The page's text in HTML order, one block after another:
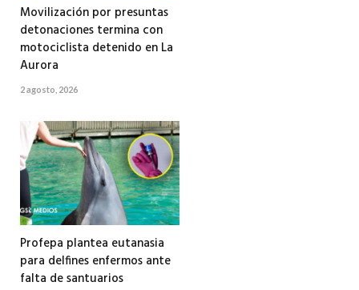
Movilización por presuntas
detonaciones termina con
motociclista detenido en La
Aurora
2 agosto, 2026
Profepa plantea eutanasia
para delfines enfermos ante
falta de santuarios